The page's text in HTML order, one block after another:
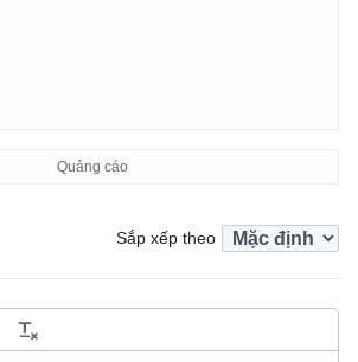
Sắp xếp theo